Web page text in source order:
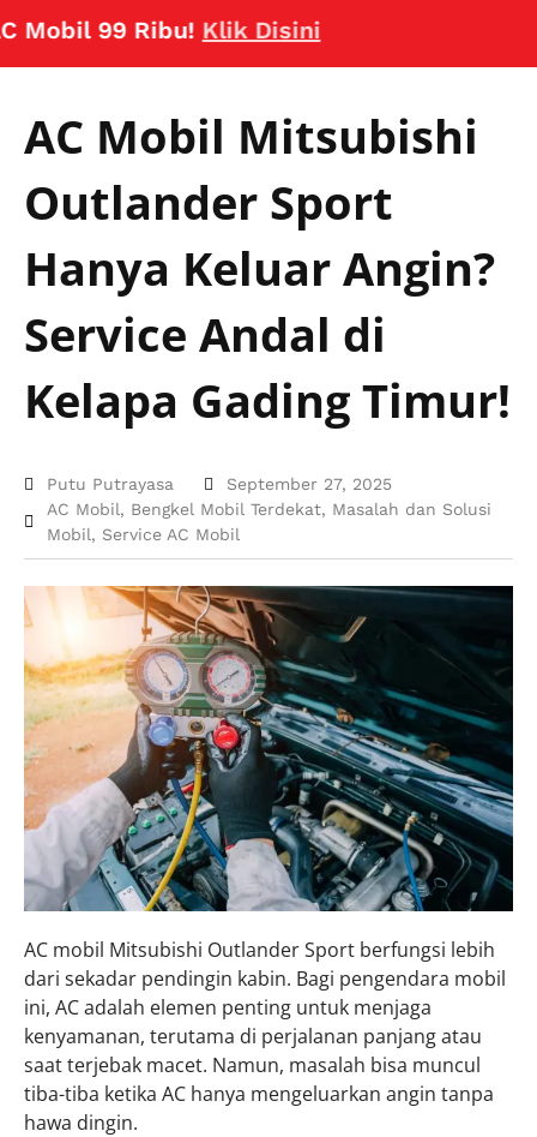
99 Ribu!Klik Disini
AC Mobil Mitsubishi
Outlander Sport
Hanya Keluar Angin?
Service Andal di
Kelapa Gading Timur!
Putu Putrayasa
September 27, 2025
AC Mobil, Bengkel Mobil Terdekat, Masalah dan Solusi
Mobil, Service AC Mobil
AC mobil Mitsubishi Outlander Sport berfungsi lebih
dari sekadar pendingin kabin. Bagi pengendara mobil
ini, AC adalah elemen penting untuk menjaga
kenyamanan, terutama di perjalanan panjang atau
saat terjebak macet. Namun, masalah bisa muncul
tiba-tiba ketika AC hanya mengeluarkan angin tanpa
hawa dingin.